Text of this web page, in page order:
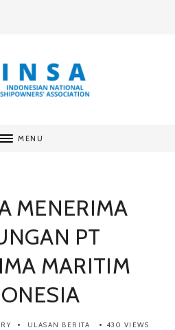
MENU
MENERIMA
PT
MARITIM
ULASAN BERITA 430 VIEWS